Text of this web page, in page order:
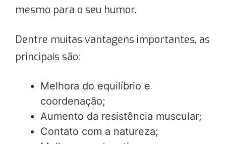
mesmo para o seu humor.
Dentre muitas vantagens importantes, as
principais são:
Melhora do equilíbrio e
coordenação;
Aumento da resistência muscular;
Contato com a natureza;